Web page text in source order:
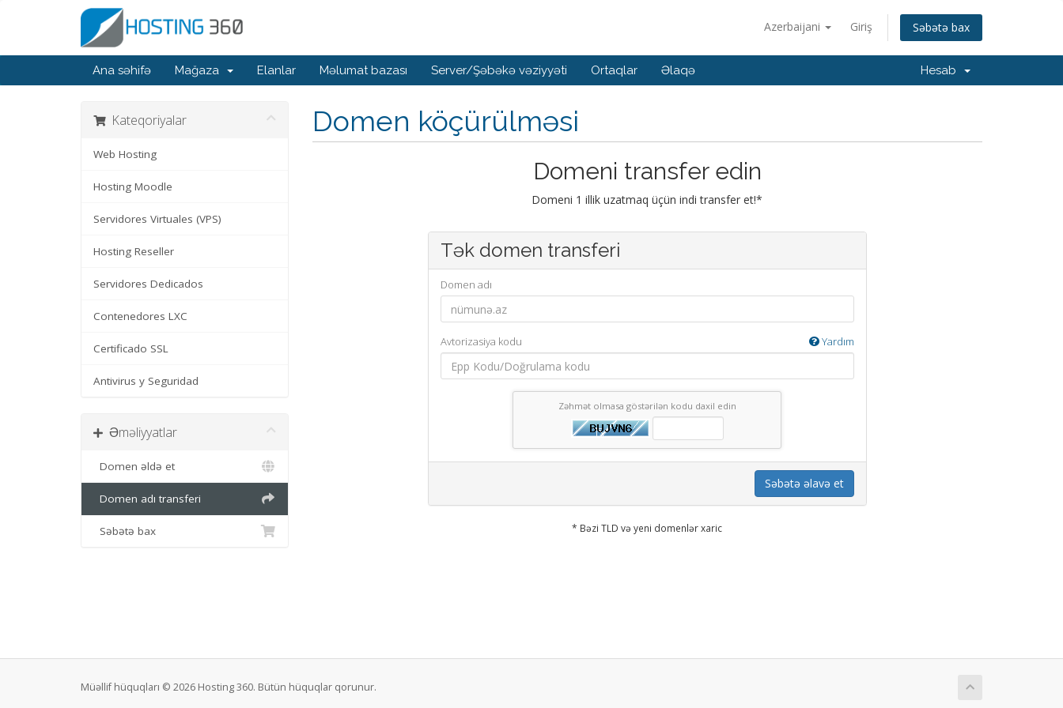
Azerbaijani Giriş Səbətə bax
Ana səhifə Mağaza Elanlar Məlumat bazası Server/Şəbəkə vəziyyəti Ortaqlar Əlaqə Hesab
Kateqoriyalar
Web Hosting
Hosting Moodle
Servidores Virtuales (VPS)
Hosting Reseller
Servidores Dedicados
Contenedores LXC
Certificado SSL
Antivirus y Seguridad
Əməliyyatlar
Domen əldə et
Domen adı transferi
Səbətə bax
Domen köçürülməsi
Domeni transfer edin
Domeni 1 illik uzatmaq üçün indi transfer et!*
Tək domen transferi
Domen adı
Avtorizasiya kodu Yardım
Zəhmət olmasa göstərilən kodu daxil edin
Səbətə əlavə et
* Bəzi TLD və yeni domenlər xaric
Müəllif hüquqları © 2026 Hosting 360. Bütün hüquqlar qorunur.